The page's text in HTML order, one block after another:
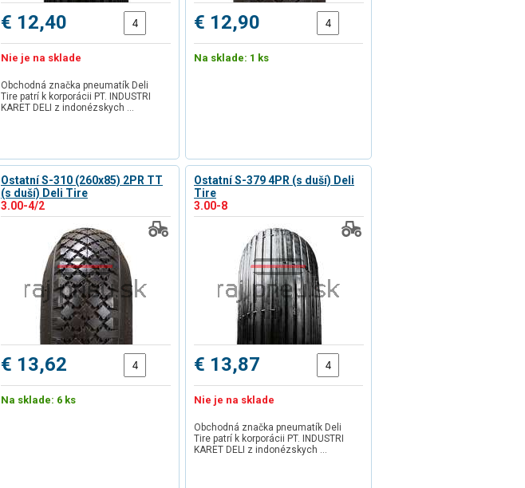
€ 12,40
Nie je na sklade
Obchodná značka pneumatík Deli
Tire patrí k korporácii PT. INDUSTRI
KARET DELI z indonézskych …
€ 12,90
Na sklade: 1 ks
Ostatní S-310 (260x85) 2PR TT
(s duší) Deli Tire
3.00-4/2
€ 13,62
Na sklade: 6 ks
Ostatní S-379 4PR (s duší) Deli
Tire
3.00-8
€ 13,87
Nie je na sklade
Obchodná značka pneumatík Deli
Tire patrí k korporácii PT. INDUSTRI
KARET DELI z indonézskych …